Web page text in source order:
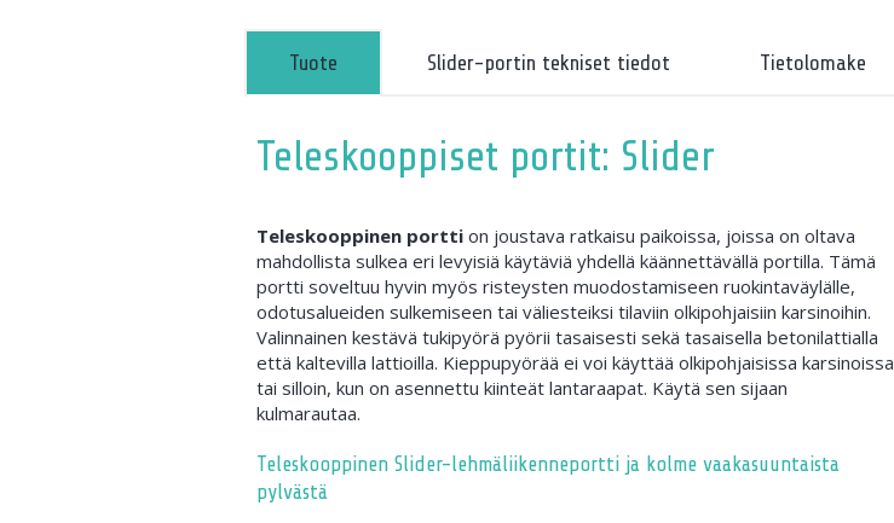
Tuote Slider-portin tekniset tiedot Tietolomake
Teleskooppiset portit: Slider
Teleskooppinen portti on joustava ratkaisu paikoissa, joissa on oltava
mahdollista sulkea eri levyisiä käytäviä yhdellä käännettävällä portilla. Tämä
portti soveltuu hyvin myös risteysten muodostamiseen ruokintaväylälle,
odotusalueiden sulkemiseen tai väliesteiksi tilaviin olkipohjaisiin karsinoihin.
Valinnainen kestävä tukipyörä pyörii tasaisesti sekä tasaisella betonilattialla
että kaltevilla lattioilla. Kieppupyörää ei voi käyttää olkipohjaisissa karsinoissa
tai silloin, kun on asennettu kiinteät lantaraapat. Käytä sen sijaan
kulmarautaa.
Teleskooppinen Slider-lehmäliikenneportti ja kolme vaakasuuntaista
pylvästä